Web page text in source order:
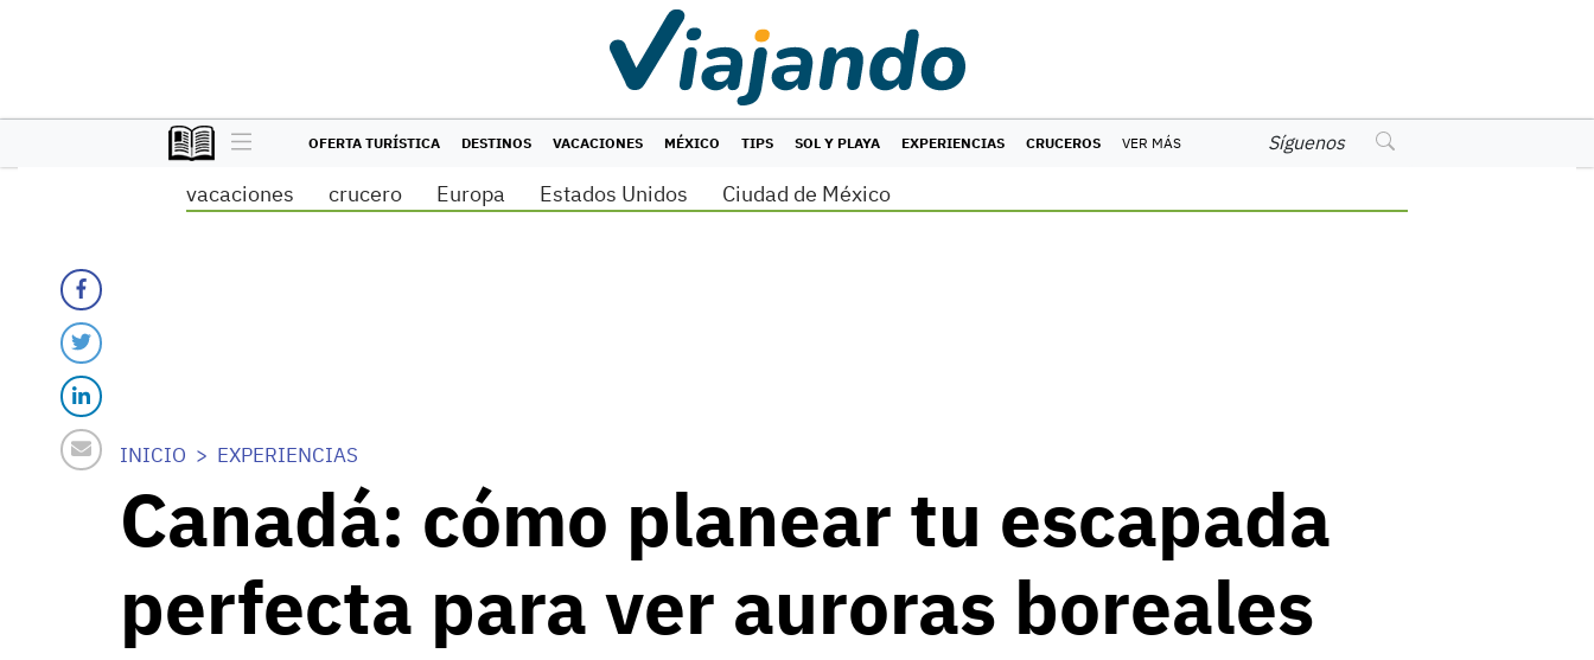
OFERTA TURÍSTICA DESTINOS VACACIONES MÉXICO TIPS SOL Y PLAYA EXPERIENCIAS CRUCEROS VER MÁS Síguenos
vacaciones crucero Europa Estados Unidos Ciudad de México
INICIO EXPERIENCIAS
Canadá: cómo planear tu escapada
perfecta para ver auroras boreales